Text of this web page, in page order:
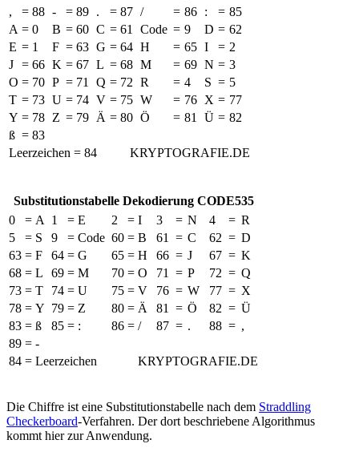
,
= 88 - = 89 . = 87 / = 86 : = 85
A = 0 B = 60 C = 61 Code = 9 D = 62
E = 1 F = 63 G = 64 H = 65 I = 2
J = 66 K = 67 L = 68 M = 69 N = 3
O = 70 P = 71 Q = 72 R = 4 S = 5
T = 73 U = 74 V = 75 W = 76 X = 77
Y = 78 Z = 79 Ä = 80 Ö = 81 Ü = 82
ß = 83
Leerzeichen = 84
KRYPTOGRAFIE.DE
Substitutionstabelle Dekodierung CODE535
0
= A 1 = E 2 = I 3 = N 4 = R
5
= S 9 = Code 60 = B 61 = C 62 = D
63 = F 64 = G 65 = H 66 = J 67 = K
68 = L 69 = M 70 = O 71 = P 72 = Q
73 = T 74 = U 75 = V 76 = W 77 = X
78 = Y 79 = Z 80 = Ä 81 = Ö 82 = Ü
83 = ß 85 = : 86 = / 87 = . 88 = ,
89 = -
84 = Leerzeichen
KRYPTOGRAFIE.DE
Die Chiffre ist eine Substitutionstabelle nach dem Straddling
Checkerboard-Verfahren. Der dort beschriebene Algorithmus
kommt hier zur Anwendung.